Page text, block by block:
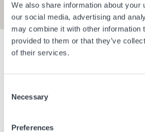
We also share information about your
our social media, advertising and
may combine it with other information
provided to them or that they’ve
of their services.
Selection
Necessary
Preferences
Mostra i filtri
Berlino Germania